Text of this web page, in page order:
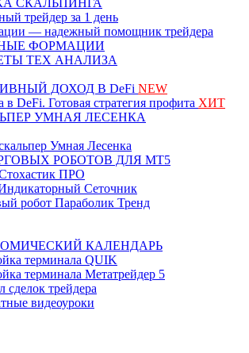
СКАЛЬПИНГА
трейдер за 1 день
— надежный помощник трейдера
ФОРМАЦИИ
ТЕХ АНАЛИЗА
ДОХОД В DeFi NEW
в DeFi. Готовая стратегия профита ХИТ
УМНАЯ ЛЕСЕНКА
Умная Лесенка
РОБОТОВ ДЛЯ МТ5
ПРО
Сеточник
робот Параболик Тренд
КАЛЕНДАРЬ
терминала QUIK
терминала Метатрейдер 5
сделок трейдера
видеоуроки